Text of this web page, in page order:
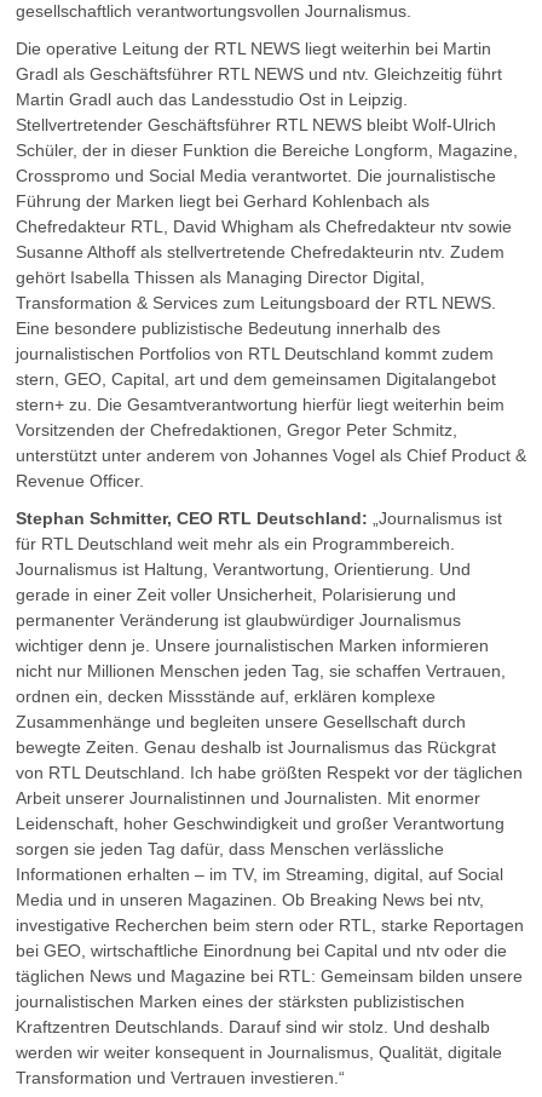
gesellschaftlich verantwortungsvollen Journalismus.
Die operative Leitung der RTL NEWS liegt weiterhin bei Martin
Gradl als Geschäftsführer RTL NEWS und ntv. Gleichzeitig führt
Martin Gradl auch das Landesstudio Ost in Leipzig.
Stellvertretender Geschäftsführer RTL NEWS bleibt Wolf-Ulrich
Schüler, der in dieser Funktion die Bereiche Longform, Magazine,
Crosspromo und Social Media verantwortet. Die journalistische
Führung der Marken liegt bei Gerhard Kohlenbach als
Chefredakteur RTL, David Whigham als Chefredakteur ntv sowie
Susanne Althoff als stellvertretende Chefredakteurin ntv. Zudem
gehört Isabella Thissen als Managing Director Digital,
Transformation & Services zum Leitungsboard der RTL NEWS.
Eine besondere publizistische Bedeutung innerhalb des
journalistischen Portfolios von RTL Deutschland kommt zudem
stern, GEO, Capital, art und dem gemeinsamen Digitalangebot
stern+ zu. Die Gesamtverantwortung hierfür liegt weiterhin beim
Vorsitzenden der Chefredaktionen, Gregor Peter Schmitz,
unterstützt unter anderem von Johannes Vogel als Chief Product &
Revenue Officer.
Stephan Schmitter, CEO RTL Deutschland: „Journalismus ist
für RTL Deutschland weit mehr als ein Programmbereich.
Journalismus ist Haltung, Verantwortung, Orientierung. Und
gerade in einer Zeit voller Unsicherheit, Polarisierung und
permanenter Veränderung ist glaubwürdiger Journalismus
wichtiger denn je. Unsere journalistischen Marken informieren
nicht nur Millionen Menschen jeden Tag, sie schaffen Vertrauen,
ordnen ein, decken Missstände auf, erklären komplexe
Zusammenhänge und begleiten unsere Gesellschaft durch
bewegte Zeiten. Genau deshalb ist Journalismus das Rückgrat
von RTL Deutschland. Ich habe größten Respekt vor der täglichen
Arbeit unserer Journalistinnen und Journalisten. Mit enormer
Leidenschaft, hoher Geschwindigkeit und großer Verantwortung
sorgen sie jeden Tag dafür, dass Menschen verlässliche
Informationen erhalten – im TV, im Streaming, digital, auf Social
Media und in unseren Magazinen. Ob Breaking News bei ntv,
investigative Recherchen beim stern oder RTL, starke Reportagen
bei GEO, wirtschaftliche Einordnung bei Capital und ntv oder die
täglichen News und Magazine bei RTL: Gemeinsam bilden unsere
journalistischen Marken eines der stärksten publizistischen
Kraftzentren Deutschlands. Darauf sind wir stolz. Und deshalb
werden wir weiter konsequent in Journalismus, Qualität, digitale
Transformation und Vertrauen investieren.“